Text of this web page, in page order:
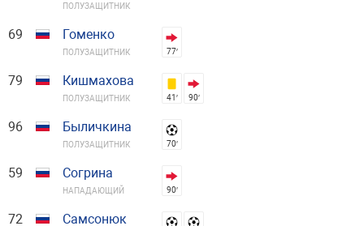
ПОЛУЗАЩИТНИК
69 Гоменко
ПОЛУЗАЩИТНИК 77′
79 Кишмахова
ПОЛУЗАЩИТНИК 41′ 90′
96 Быличкина
ПОЛУЗАЩИТНИК 70′
59 Согрина
НАПАДАЮЩИЙ 90′
72 Самсонюк